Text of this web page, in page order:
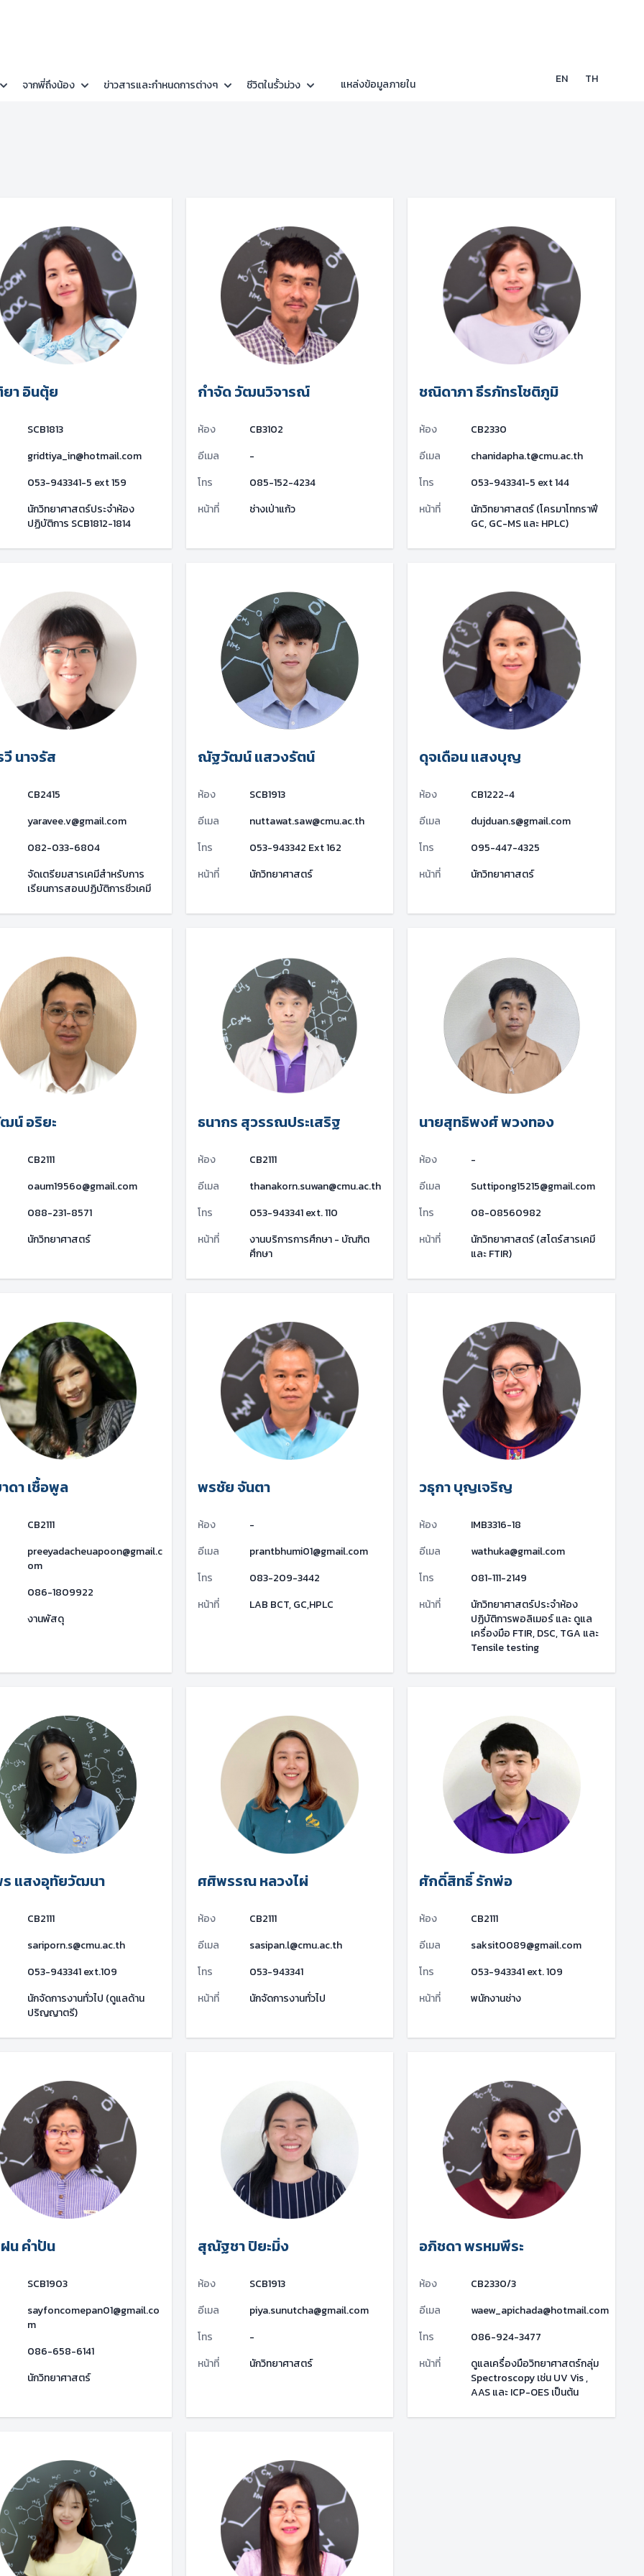
จากพี่ถึงน้อง ข่าวสารและกำหนดการต่างๆ ชีวิตในรั้วม่วง แหล่งข้อมูลภายใน EN TH
า อินตุ้ย
SCB1813
gridtiya_in@hotmail.com
053-943341-5 ext 159
นักวิทยาศาสตร์ประจำห้อง
ปฏิบัติการ SCB1812-1814
กำจัด วัฒนวิจารณ์
ห้อง
CB3102
อีเมล
-
โทร
085-152-4234
หน้าที่
ช่างเป่าแก้ว
ชณิดาภา ธีรภัทรโชติภูมิ
ห้อง
CB2330
อีเมล
chanidapha.t@cmu.ac.th
โทร
053-943341-5 ext 144
หน้าที่
นักวิทยาศาสตร์ (โครมาโทกราฟี
GC, GC-MS และ HPLC)
นาจรัส
CB2415
yaravee.v@gmail.com
082-033-6804
จัดเตรียมสารเคมีสำหรับการ
เรียนการสอนปฏิบัติการชีวเคมี
ณัฐวัฒน์ แสวงรัตน์
ห้อง
SCB1913
อีเมล
nuttawat.saw@cmu.ac.th
โทร
053-943342 Ext 162
หน้าที่
นักวิทยาศาสตร์
ดุจเดือน แสงบุญ
ห้อง
CB1222-4
อีเมล
dujduan.s@gmail.com
โทร
095-447-4325
หน้าที่
นักวิทยาศาสตร์
น์ อริยะ
CB2111
oaum1956o@gmail.com
088-231-8571
นักวิทยาศาสตร์
ธนากร สุวรรณประเสริฐ
ห้อง
CB2111
อีเมล
thanakorn.suwan@cmu.ac.th
โทร
053-943341 ext. 110
หน้าที่
งานบริการการศึกษา - บัณฑิต
ศึกษา
นายสุทธิพงศ์ พวงทอง
ห้อง
-
อีเมล
Suttipong15215@gmail.com
โทร
08-08560982
หน้าที่
นักวิทยาศาสตร์ (สโตร์สารเคมี
และ FTIR)
ดา เชื้อพูล
CB2111
preeyadacheuapoon@gmail.c
om
086-1809922
งานพัสดุ
พรชัย จันตา
ห้อง
-
อีเมล
prantbhumi01@gmail.com
โทร
083-209-3442
หน้าที่
LAB BCT, GC,HPLC
วธุกา บุญเจริญ
ห้อง
IMB3316-18
อีเมล
wathuka@gmail.com
โทร
081-111-2149
หน้าที่
นักวิทยาศาสตร์ประจำห้อง
ปฏิบัติการพอลิเมอร์ และ ดูแล
เครื่องมือ FTIR, DSC, TGA และ
Tensile testing
แสงอุทัยวัฒนา
CB2111
sariporn.s@cmu.ac.th
053-943341 ext.109
นักจัดการงานทั่วไป (ดูแลด้าน
ปริญญาตรี)
ศศิพรรณ หลวงไผ่
ห้อง
CB2111
อีเมล
sasipan.l@cmu.ac.th
โทร
053-943341
หน้าที่
นักจัดการงานทั่วไป
ศักดิ์สิทธิ์ รักพ่อ
ห้อง
CB2111
อีเมล
saksit0089@gmail.com
โทร
053-943341 ext. 109
หน้าที่
พนักงานช่าง
น คำปัน
SCB1903
sayfoncomepan01@gmail.co
m
086-658-6141
นักวิทยาศาสตร์
สุณัฐชา ปิยะมิ่ง
ห้อง
SCB1913
อีเมล
piya.sunutcha@gmail.com
โทร
-
หน้าที่
นักวิทยาศาสตร์
อภิชดา พรหมพีระ
ห้อง
CB2330/3
อีเมล
waew_apichada@hotmail.com
โทร
086-924-3477
หน้าที่
ดูแลเครื่องมือวิทยาศาสตร์กลุ่ม
Spectroscopy เช่น UV Vis ,
AAS และ ICP-OES เป็นต้น